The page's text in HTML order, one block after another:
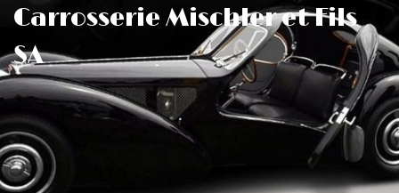
Aller
au
contenu
Carrosserie Mischler et Fils
SA